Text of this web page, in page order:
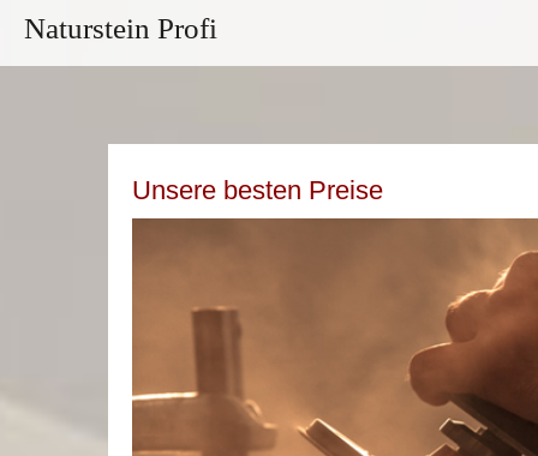
Naturstein Profi
Unsere besten Preise